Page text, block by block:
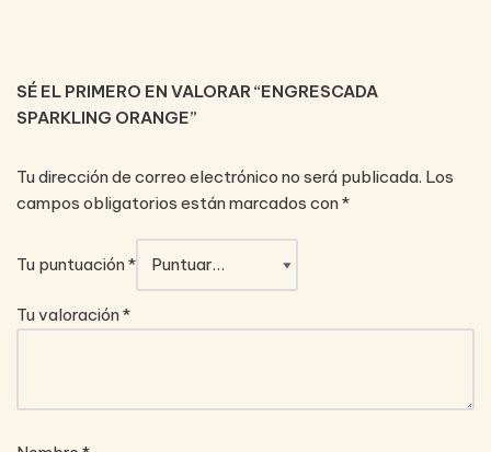
SÉ EL PRIMERO EN VALORAR “ENGRESCADA
SPARKLING ORANGE”
Tu dirección de correo electrónico no será publicada. Los
campos obligatorios están marcados con*
Tu puntuación*
Tu valoración*